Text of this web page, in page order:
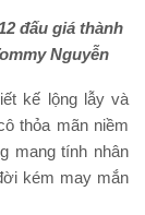
đấu giá thành
Nguyễn
kế lộng lẫy và
thỏa mãn niềm
mang tính nhân
kém may mắn